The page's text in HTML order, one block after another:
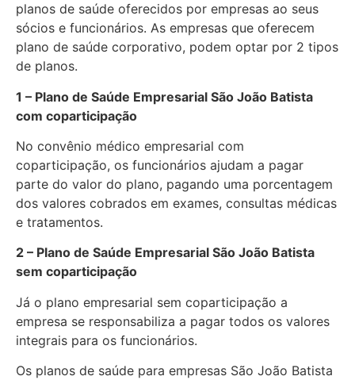
planos de saúde oferecidos por empresas ao seus
sócios e funcionários. As empresas que oferecem
plano de saúde corporativo, podem optar por 2 tipos
de planos.
1 – Plano de Saúde Empresarial São João Batista
com coparticipação
No convênio médico empresarial com
coparticipação, os funcionários ajudam a pagar
parte do valor do plano, pagando uma porcentagem
dos valores cobrados em exames, consultas médicas
e tratamentos.
2 – Plano de Saúde Empresarial São João Batista
sem coparticipação
Já o plano empresarial sem coparticipação a
empresa se responsabiliza a pagar todos os valores
integrais para os funcionários.
Os planos de saúde para empresas São João Batista